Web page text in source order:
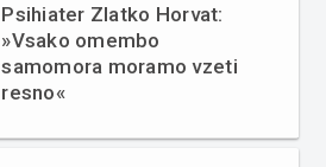
Psihiater Zlatko Horvat:
»Vsako omembo
samomora moramo vzeti
resno«